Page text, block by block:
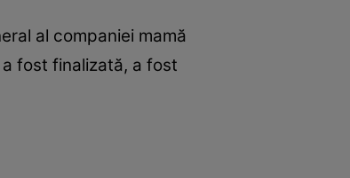
al companiei mamă
fost finalizată, a fost